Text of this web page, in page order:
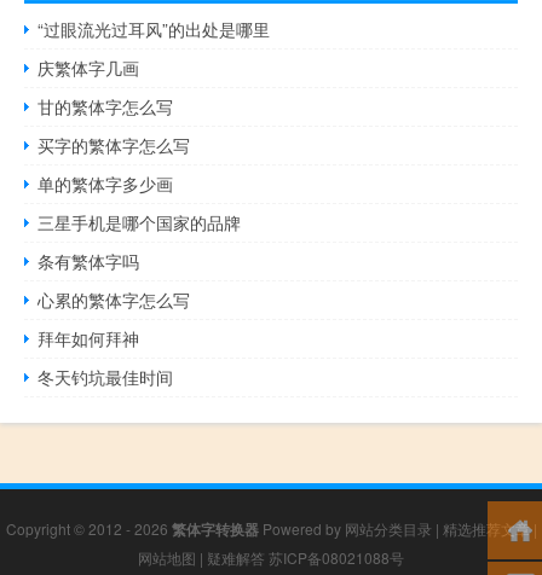
“过眼流光过耳风”的出处是哪里
庆繁体字几画
甘的繁体字怎么写
买字的繁体字怎么写
单的繁体字多少画
三星手机是哪个国家的品牌
条有繁体字吗
心累的繁体字怎么写
拜年如何拜神
冬天钓坑最佳时间
Copyright © 2012 - 2026 繁体字转换器Powered by 网站分类目录 | 精选推荐文章|
网站地图 | 疑难解答 苏ICP备08021088号